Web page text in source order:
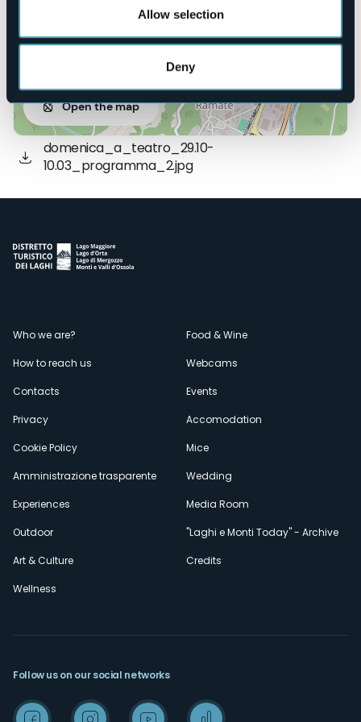
Allow selection
Deny
Open the map
domenica_a_teatro_29.10-
10.03_programma_2.jpg
Menù
secondario
Who we are?
How to reach us
Contacts
Privacy
Cookie Policy
Amministrazione trasparente
Experiences
Outdoor
Art & Culture
Wellness
Food & Wine
Webcams
Events
Accomodation
Mice
Wedding
Media Room
"Laghi e Monti Today" - Archive
Credits
Follow us on our social networks